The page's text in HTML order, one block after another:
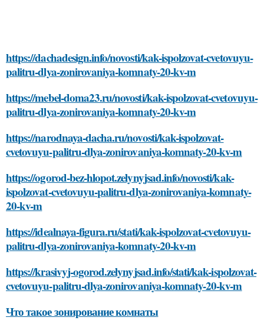
https://dachadesign.info/novosti/kak-ispolzovat-cvetovuyu-
palitru-dlya-zonirovaniya-komnaty-20-kv-m
https://mebel-doma23.ru/novosti/kak-ispolzovat-cvetovuyu-
palitru-dlya-zonirovaniya-komnaty-20-kv-m
https://narodnaya-dacha.ru/novosti/kak-ispolzovat-
cvetovuyu-palitru-dlya-zonirovaniya-komnaty-20-kv-m
https://ogorod-bez-hlopot.zelynyjsad.info/novosti/kak-
ispolzovat-cvetovuyu-palitru-dlya-zonirovaniya-komnaty-
20-kv-m
https://idealnaya-figura.ru/stati/kak-ispolzovat-cvetovuyu-
palitru-dlya-zonirovaniya-komnaty-20-kv-m
https://krasivyj-ogorod.zelynyjsad.info/stati/kak-ispolzovat-
cvetovuyu-palitru-dlya-zonirovaniya-komnaty-20-kv-m
Что такое зонирование комнаты